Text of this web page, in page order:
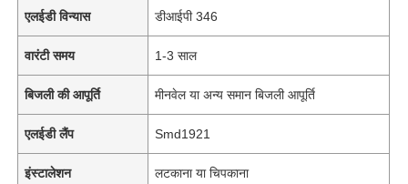
एलईडी विन्यास डीआईपी 346
वारंटी समय 1-3 साल
बिजली की आपूर्ति मीनवेल या अन्य समान बिजली आपूर्ति
एलईडी लैंप Smd1921
इंस्टालेशन लटकाना या चिपकाना